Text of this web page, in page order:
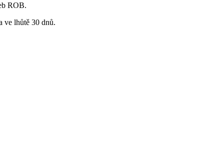
ROB.
ve lhůtě 30 dnů.